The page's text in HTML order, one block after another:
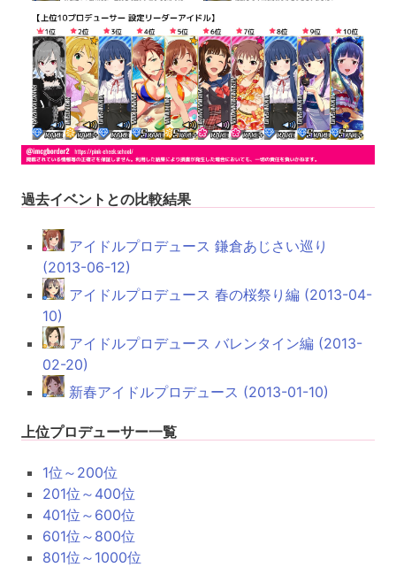
過去イベントとの比較結果
アイドルプロデュース 鎌倉あじさい巡り
(2013-06-12)
アイドルプロデュース 春の桜祭り編 (2013-04-
10)
アイドルプロデュース バレンタイン編 (2013-
02-20)
新春アイドルプロデュース (2013-01-10)
上位プロデューサー一覧
1位～200位
201位～400位
401位～600位
601位～800位
801位～1000位